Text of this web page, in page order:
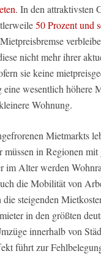
. In den attraktivsten
50 Prozent und
nicht mehr ihrer
sie keine
wesentlich höhere
Wohnung.
Mietmarkts
müssen in Regionen
im Alter werden
die Mobilität von
steigenden
in den größten
innerhalb von
führt zur